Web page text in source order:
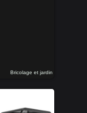
Bricolage et jardin